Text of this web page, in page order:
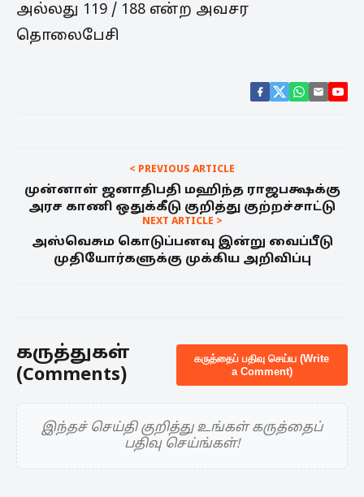
அல்லது 119 / 188 என்ற அவசர
தொலைபேசி
< PREVIOUS ARTICLE
முன்னாள் ஜனாதிபதி மஹிந்த ராஜபக்ஷக்கு
அரச காணி ஒதுக்கீடு குறித்து குற்றச்சாட்டு
NEXT ARTICLE >
அஸ்வெசும கொடுப்பனவு இன்று வைப்பீடு
முதியோர்களுக்கு முக்கிய அறிவிப்பு
கருத்துகள்
(Comments)
கருத்தைப் பதிவு செய்ய (Write
a Comment)
இந்தச் செய்தி குறித்து உங்கள் கருத்தைப்
பதிவு செய்ங்கள்!